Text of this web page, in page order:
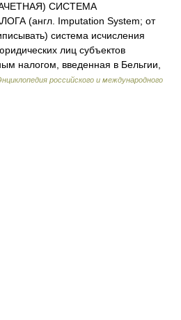
СИСТЕМА
(англ. Imputation System; от
система исчисления
лиц субъектов
налогом, введенная в Бельгии,
российского и международного